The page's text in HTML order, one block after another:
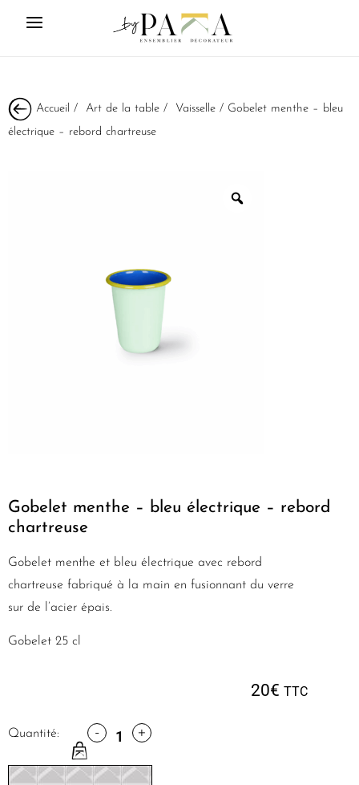
Accueil / Art de la table / Vaisselle / Gobelet menthe – bleu
électrique – rebord chartreuse
Gobelet menthe – bleu électrique – rebord
chartreuse
Gobelet menthe et bleu électrique avec rebord
chartreuse fabriqué à la main en fusionnant du verre
sur de l’acier épais.
Gobelet 25 cl
20€ TTC
Quantité: - +